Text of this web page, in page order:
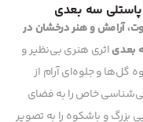
پاستلی سه بعدی
آرامش و هنر درخشان در
بعدیاثری هنری بی‌نظیر و
گل‌ها و جلوه‌ای آرام از
خاص را به فضای
و باشکوه را به تصویر